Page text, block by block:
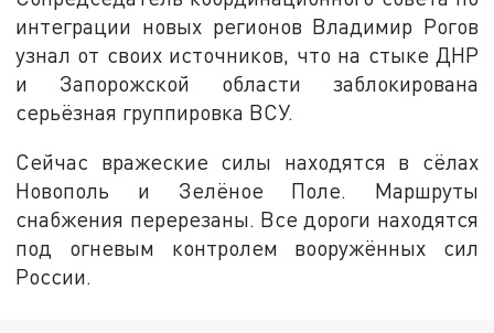
интеграции новых регионов Владимир Рогов
узнал от своих источников, что на стыке ДНР
и Запорожской области заблокирована
серьёзная группировка ВСУ.
Сейчас вражеские силы находятся в сёлах
Новополь и Зелёное Поле. Маршруты
снабжения перерезаны. Все дороги находятся
под огневым контролем вооружённых сил
России.